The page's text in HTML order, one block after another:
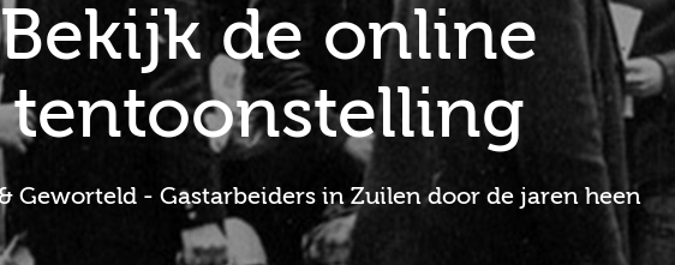
Bekijk de online
tentoonstelling
Geworteld - Gastarbeiders in Zuilen door de jaren heen